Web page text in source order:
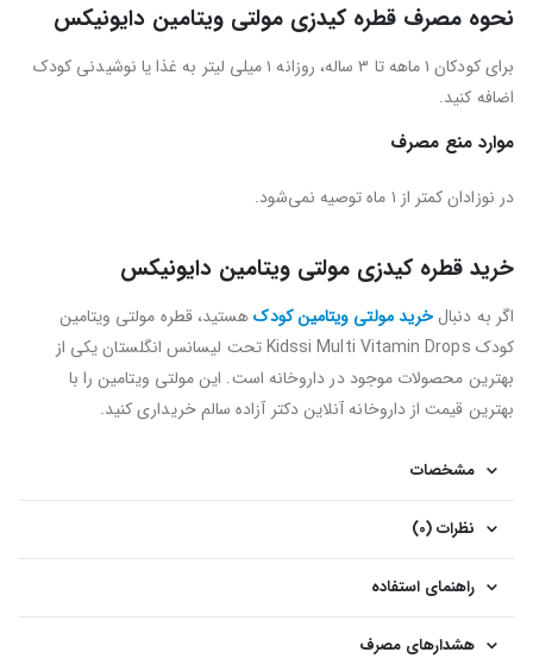
نحوه مصرف قطره کیدزی مولتی ویتامین دایونیکس
برای کودکان ۱ ماهه تا ۳ ساله، روزانه ۱ میلی لیتر به غذا یا نوشیدنی کودک
اضافه کنید.
موارد منع مصرف
در نوزادان کمتر از ۱ ماه توصیه نمی‌شود.
خرید قطره کیدزی مولتی ویتامین دایونیکس
اگر به دنبال خرید مولتی ویتامین کودکهستید، قطره مولتی ویتامین
کودک Kidssi Multi Vitamin Drops تحت لیسانس انگلستان یکی از
بهترین محصولات موجود در داروخانه است. این مولتی ویتامین را با
بهترین قیمت از داروخانه آنلاین دکتر آزاده سالم خریداری کنید.
مشخصات
نظرات (0)
راهنمای استفاده
هشدارهای مصرف